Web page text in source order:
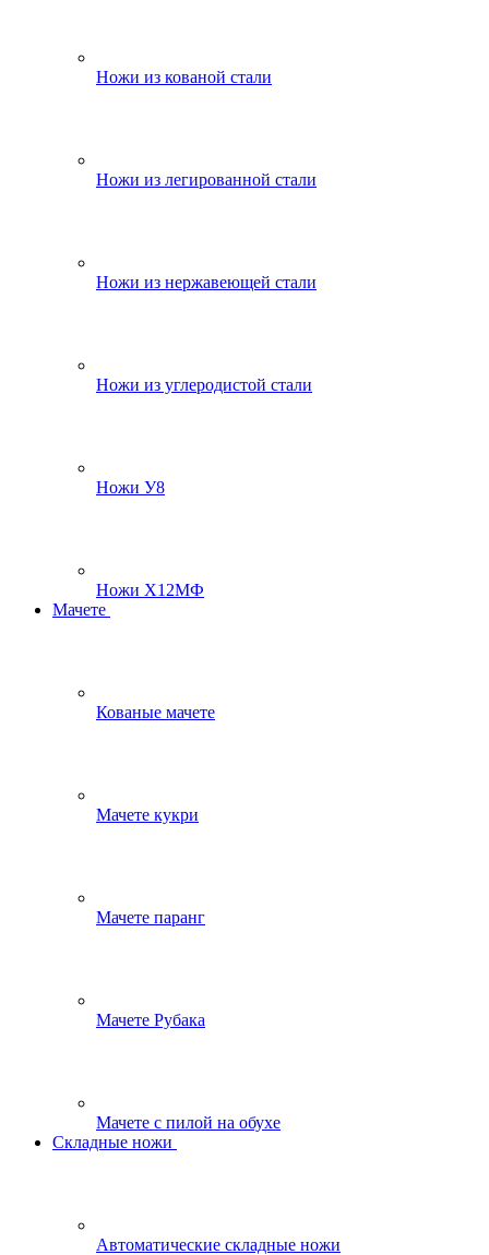
Ножи из кованой стали
Ножи из легированной стали
Ножи из нержавеющей стали
Ножи из углеродистой стали
Ножи У8
Ножи Х12МФ
Мачете
Кованые мачете
Мачете кукри
Мачете паранг
Мачете Рубака
Мачете с пилой на обухе
Складные ножи
Автоматические складные ножи